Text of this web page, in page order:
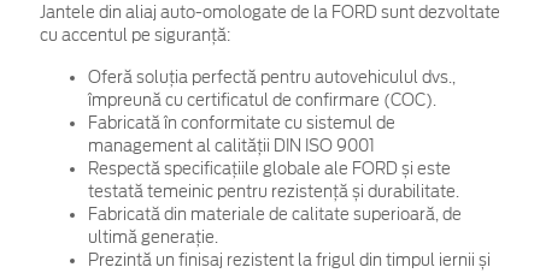
Jantele din aliaj auto-omologate de la FORD sunt dezvoltate
cu accentul pe siguranță:
Oferă soluția perfectă pentru autovehiculul dvs.,
împreună cu certificatul de confirmare (COC).
Fabricată în conformitate cu sistemul de
management al calității DIN ISO 9001
Respectă specificațiile globale ale FORD și este
testată temeinic pentru rezistență și durabilitate.
Fabricată din materiale de calitate superioară, de
ultimă generație.
Prezintă un finisaj rezistent la frigul din timpul iernii și